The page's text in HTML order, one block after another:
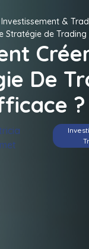
Investissement &
Stratégie de Trading
De
?